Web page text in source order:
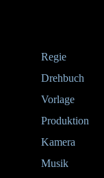
Regie
Drehbuch
Vorlage
Produktion
Kamera
Musik